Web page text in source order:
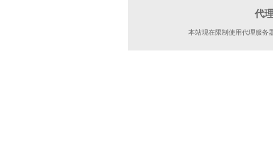
代
本站现在限制使用代理服务